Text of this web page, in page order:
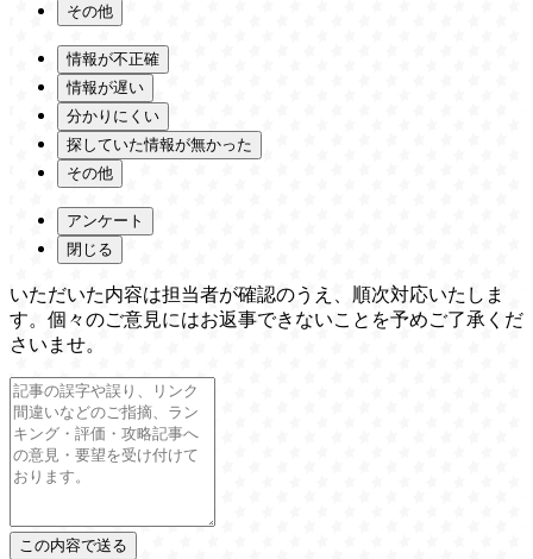
その他
情報が不正確
情報が遅い
分かりにくい
探していた情報が無かった
その他
アンケート
閉じる
いただいた内容は担当者が確認のうえ、順次対応いたしま
す。個々のご意見にはお返事できないことを予めご了承くだ
さいませ。